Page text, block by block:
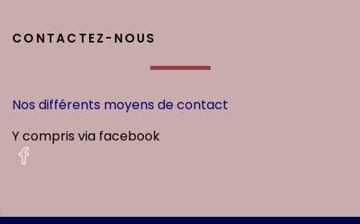
CONTACTEZ-NOUS
Nos différents moyens de contact
Y compris via facebook